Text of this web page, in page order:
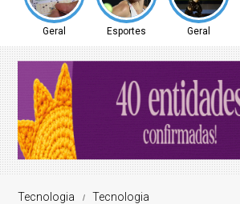
Geral Esportes Geral
Tecnologia Tecnologia